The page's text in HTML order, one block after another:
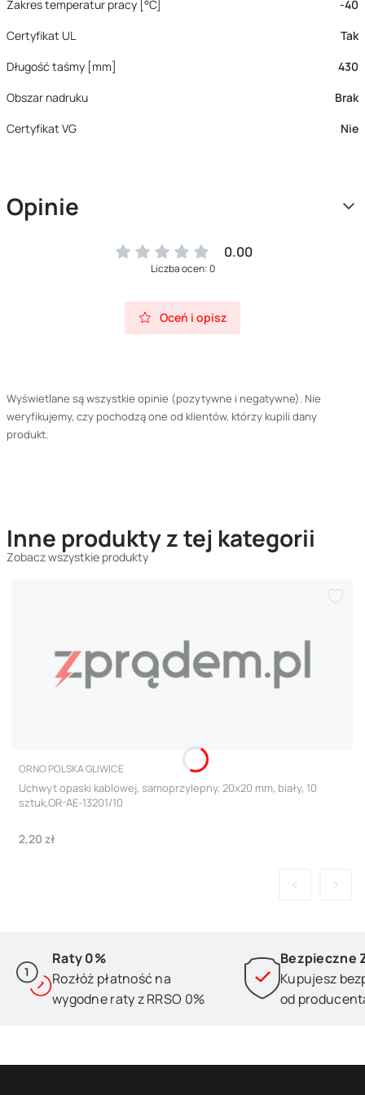
Zakres temperatur pracy [°C]
-40
Certyfikat UL
Tak
Długość taśmy [mm]
430
Obszar nadruku
Brak
Certyfikat VG
Nie
Opinie
0.00
Liczba ocen: 0
Oceń i opisz
Wyświetlane są wszystkie opinie (pozytywne i negatywne). Nie
weryfikujemy, czy pochodzą one od klientów, którzy kupili dany
produkt.
Inne produkty z tej kategorii
Zobacz wszystkie produkty
PRODUCENT
ORNO POLSKA GLIWICE
Uchwyt opaski kablowej, samoprzylepny, 20x20 mm, biały, 10
sztuk,OR-AE-13201/10
Cena
2,20 zł
Raty 0%
Rozłóż płatność na
wygodne raty z RRSO 0%
Bezpieczne
Kupujesz
od